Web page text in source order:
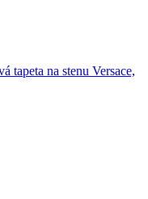
tapeta na stenu Versace,